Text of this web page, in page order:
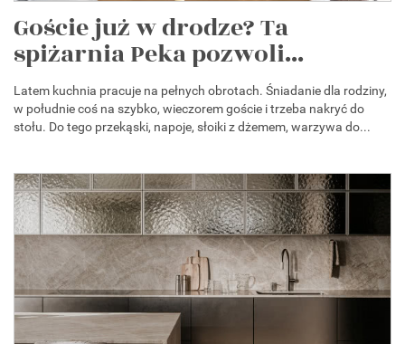
Goście już w drodze? Ta
spiżarnia Peka pozwoli...
Latem kuchnia pracuje na pełnych obrotach. Śniadanie dla rodziny,
w południe coś na szybko, wieczorem goście i trzeba nakryć do
stołu. Do tego przekąski, napoje, słoiki z dżemem, warzywa do...